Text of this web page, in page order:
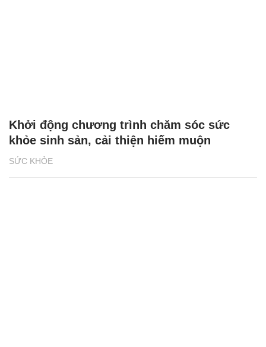
SỨC KHỎE
Khởi động chương trình chăm sóc sức
khỏe sinh sản, cải thiện hiếm muộn